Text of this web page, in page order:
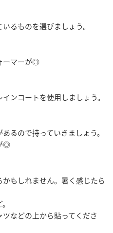
るものを選びましょう。
ーマーが◎
ンコートを使用しましょう。
るので持っていきましょう。
◎
もしれません。暑く感じたら
などの上から貼ってくださ